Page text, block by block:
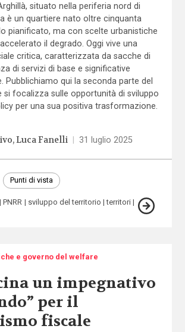
situato nella periferia nord di
è un quartiere nato oltre cinquanta
pianificato, ma con scelte urbanistiche
il degrado. Oggi vive una
critica, caratterizzata da sacche di
di servizi di base e significative
Pubblichiamo qui la seconda parte del
si focalizza sulle opportunità di sviluppo
per una sua positiva trasformazione.
Luca Fanelli 31 luglio 2025
Punti di vista
PNRR sviluppo del territorio
territori
e governo del welfare
un impegnativo
per il
fiscale